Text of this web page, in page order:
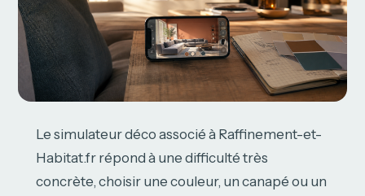
Le simulateur déco associé à Raffinement-et-
Habitat.fr répond à une difficulté très
concrète, choisir une couleur, un canapé ou un